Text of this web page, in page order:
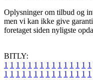
Oplysninger om tilbud og
men vi kan ikke give
foretaget siden nyligste
BITLY:
1 1 1 1 1 1 1 1 1 1 1 1 1 1 1
1 1 1 1 1 1 1 1 1 1 1 1 1 1 1